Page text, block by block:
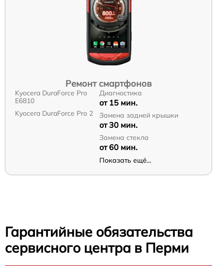
Ремонт смартфонов
Kyocera DuraForce Pro
E6810
Kyocera DuraForce Pro 2
Диагностика
от 15 мин.
Замена задней крышки
от 30 мин.
Замена стекла
от 60 мин.
Показать ещё...
Гарантийные обязательства
сервисного центра в Перми